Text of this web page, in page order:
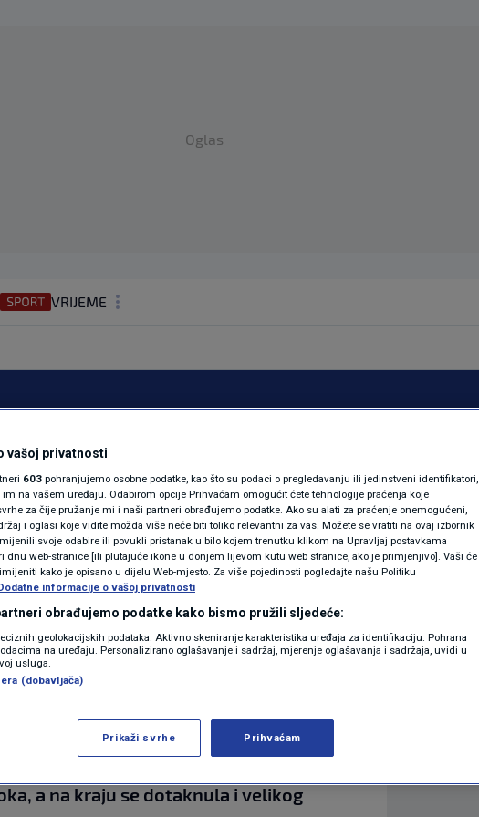
Oglas
VRIJEME
REGIJA
MAGAZIN
KOLUMNE
N1(DIS)INFO
KLIMATSKE PROMJENE
FOTO
VIDEO
obaveznog
je neprovedivo, evo
VIJESTI 4 komentara
Više
Možemo Sandra Benčić u N1 Studiju
je o nekoliko aktualnih tema, među
glavnog državnog odvjetnika i mogućem
a na kraju se dotaknula i velikog
vašoj privatnosti
603 pohranjujemo osobne podatke, kao što su podaci o pregledavanju ili jedinstveni identifikatori,
na vašem uređaju. Odabirom opcije Prihvaćam omogućit ćete tehnologije praćenja koje
za čije pružanje mi i naši partneri obrađujemo podatke. Ako su alati za praćenje onemogućeni,
i oglasi koje vidite možda više neće biti toliko relevantni za vas. Možete se vratiti na ovaj izbornik
svoje odabire ili povukli pristanak u bilo kojem trenutku klikom na Upravljaj postavkama
dnu web-stranice [ili plutajuće ikone u donjem lijevom kutu web stranice, ako je primjenjivo]. Vaši će
kako je opisano u dijelu Web-mjesto. Za više pojedinosti pogledajte našu Politiku
informacije o vašoj privatnosti
obrađujemo podatke kako bismo pružili sljedeće:
geolokacijskih podataka. Aktivno skeniranje karakteristika uređaja za identifikaciju. Pohrana
na uređaju. Personalizirano oglašavanje i sadržaj, mjerenje oglašavanja i sadržaja, uvidi u
usluga.
(dobavljača)
Prikaži svrhe Prihvaćam